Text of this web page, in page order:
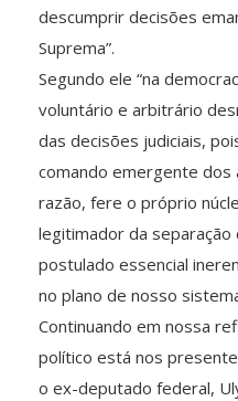
descumprir decisões
Suprema”.
Segundo ele “na
voluntário e arbitrário
das decisões judiciais,
comando emergente dos
razão, fere o próprio
legitimador da
postulado essencial
no plano de nosso
Continuando em nossa
político está nos
o ex-deputado federal,